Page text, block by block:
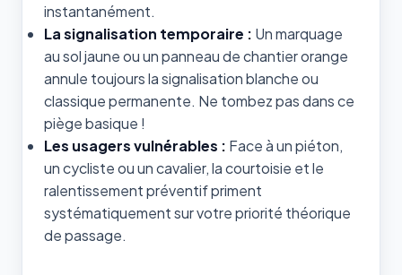
instantanément.
La signalisation temporaire : Un marquage
au sol jaune ou un panneau de chantier orange
annule toujours la signalisation blanche ou
classique permanente. Ne tombez pas dans ce
piège basique !
Les usagers vulnérables : Face à un piéton,
un cycliste ou un cavalier, la courtoisie et le
ralentissement préventif priment
systématiquement sur votre priorité théorique
de passage.